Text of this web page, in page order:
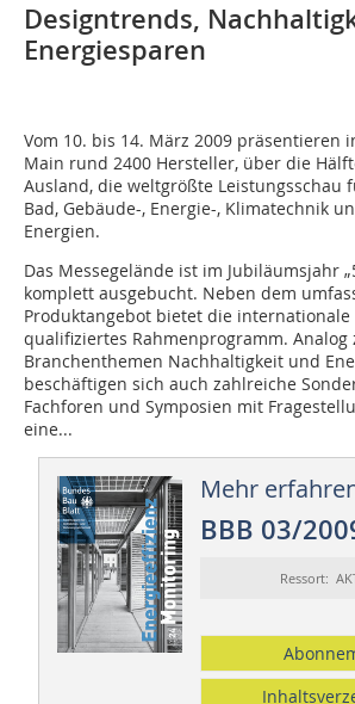
Designtrends,
Energiesparen
Vom 10. bis 14. März 2009 präsentieren
Main rund 2400 Hersteller, über die
Ausland, die weltgrößte Leistungsschau
Bad, Gebäude-, Energie-, Klimatechnik
Energien.
Das Messegelände ist im Jubiläumsjahr
komplett ausgebucht. Neben dem
Produktangebot bietet die internationale
qualifiziertes Rahmenprogramm. Analog
Branchenthemen Nachhaltigkeit und
beschäftigen sich auch zahlreiche
Fachforen und Symposien mit
eine...
Mehr
BBB 03/
Ressort: